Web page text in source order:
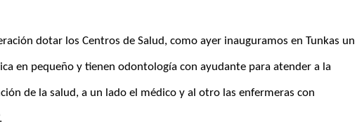
en pequeño y tienen odontología con ayudante para atender a la
de la salud, a un lado el médico y al otro las enfermeras con